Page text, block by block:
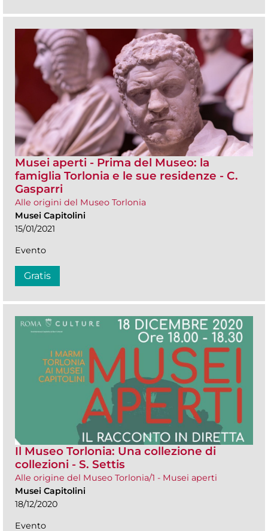
Musei aperti - Prima del Museo: la
famiglia Torlonia e le sue residenze - C.
Gasparri
Alle origini del Museo Torlonia
Musei Capitolini
15/01/2021
Evento
Gratis
Il Museo Torlonia: Una collezione di
collezioni - S. Settis
Alle origine del Museo Torlonia/1 - Musei aperti
Musei Capitolini
18/12/2020
Evento